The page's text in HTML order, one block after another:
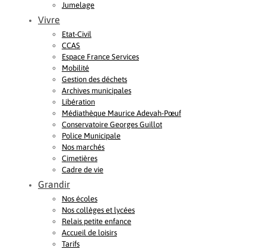
Jumelage
Vivre
Etat-Civil
CCAS
Espace France Services
Mobilité
Gestion des déchets
Archives municipales
Libération
Médiathèque Maurice Adevah-Pœuf
Conservatoire Georges Guillot
Police Municipale
Nos marchés
Cimetières
Cadre de vie
Grandir
Nos écoles
Nos collèges et lycées
Relais petite enfance
Accueil de loisirs
Tarifs